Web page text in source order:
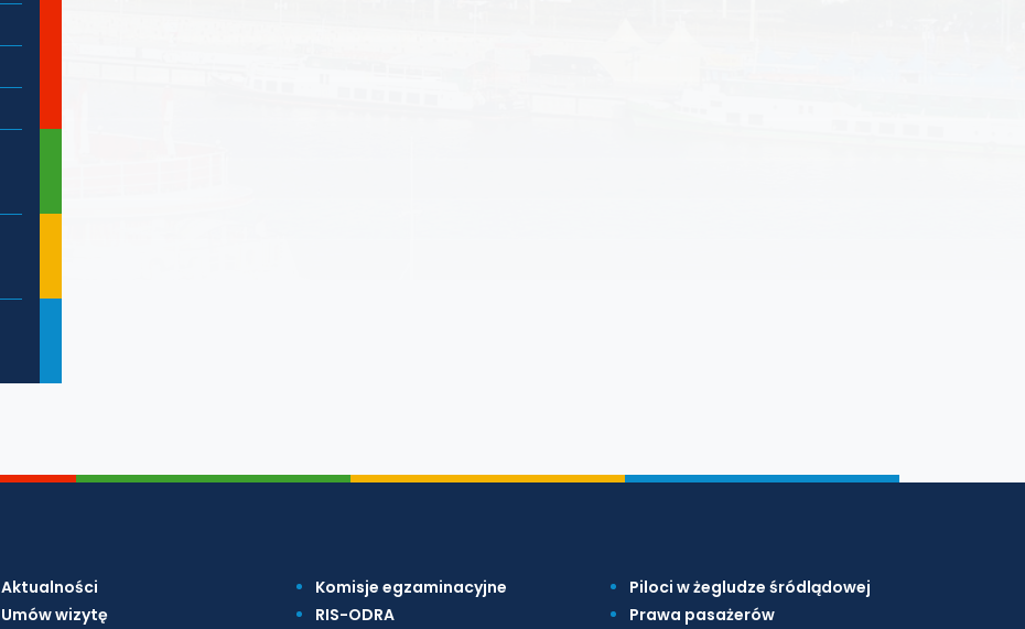
Aktualności
Umów wizytę
Komisje egzaminacyjne
RIS-ODRA
Piloci w żegludze śródlądowej
Prawa pasażerów